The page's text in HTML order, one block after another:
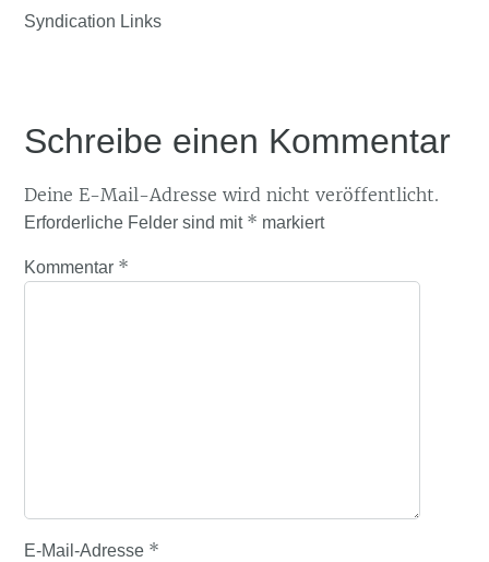
Syndication Links
Schreibe einen Kommentar
Deine E-Mail-Adresse wird nicht veröffentlicht.
Erforderliche Felder sind mit * markiert
Kommentar *
E-Mail-Adresse *